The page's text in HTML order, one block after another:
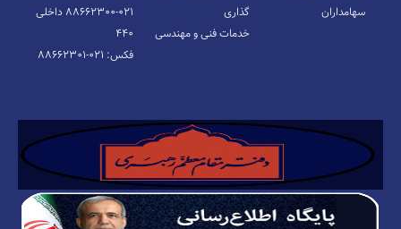
سهامداران
گذاری
خدمات فنی و مهندسی
۰۲۱-۸۸۶۶۲۳۰۰ داخلی
۴۴۰
فکس: ۰۲۱-۸۸۶۶۲۳۰۱